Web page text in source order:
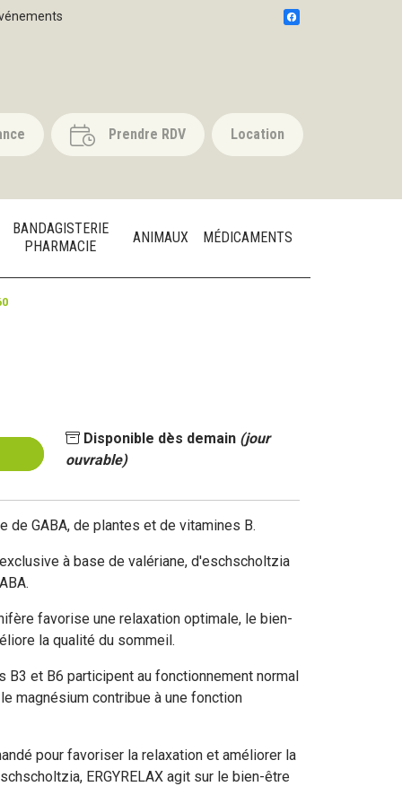
Prendre RDV Location
BANDAGISTERIE
PHARMACIE
ANIMAUX MÉDICAMENTS
Disponible dès demain (jour
ouvrable)
de GABA, de plantes et de vitamines B.
à base de valériane, d'eschscholtzia
favorise une relaxation optimale, le bien-
la qualité du sommeil.
B3 et B6 participent au fonctionnement normal
magnésium contribue à une fonction
pour favoriser la relaxation et améliorer la
ERGYRELAX agit sur le bien-être